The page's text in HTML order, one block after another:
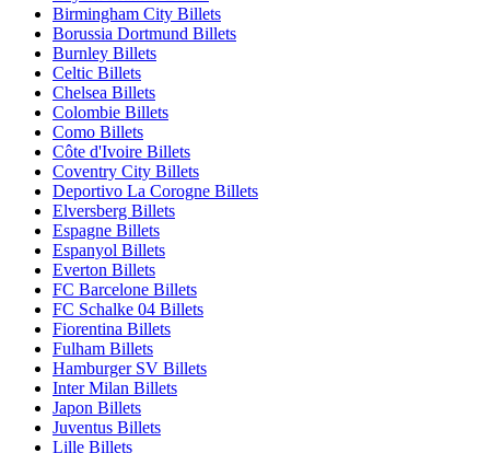
Birmingham City Billets
Borussia Dortmund Billets
Burnley Billets
Celtic Billets
Chelsea Billets
Colombie Billets
Como Billets
Côte d'Ivoire Billets
Coventry City Billets
Deportivo La Corogne Billets
Elversberg Billets
Espagne Billets
Espanyol Billets
Everton Billets
FC Barcelone Billets
FC Schalke 04 Billets
Fiorentina Billets
Fulham Billets
Hamburger SV Billets
Inter Milan Billets
Japon Billets
Juventus Billets
Lille Billets